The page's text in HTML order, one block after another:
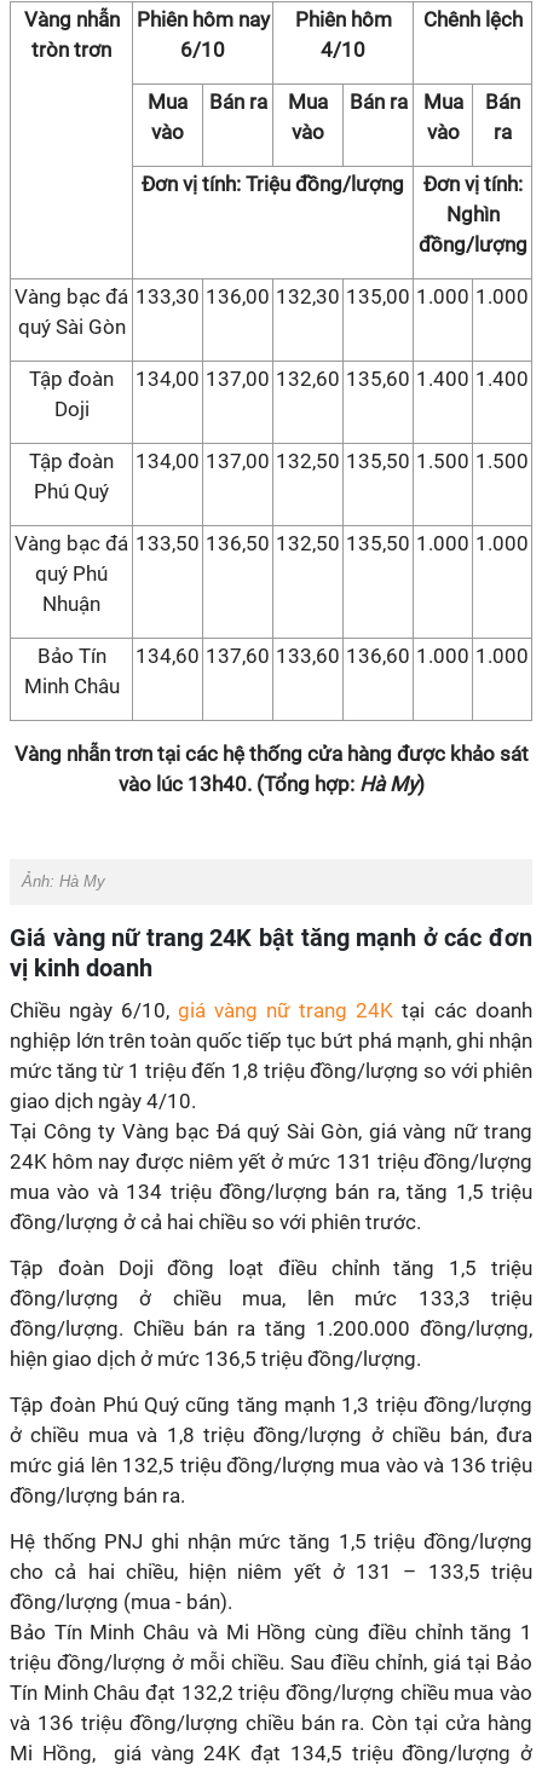
Vàng nhẫn
tròn trơn
Phiên hôm nay
6/10
Phiên hôm
4/10
Chênh lệch
Mua
vào
Bán ra
Mua
vào
Bán ra
Mua
vào
Bán
ra
Đơn vị tính: Triệu đồng/lượng
Đơn vị tính:
Nghìn
đồng/lượng
Vàng bạc đá
quý Sài Gòn
133,30 136,00 132,30 135,00 1.000 1.000
Tập đoàn
Doji
134,00 137,00 132,60 135,60 1.400 1.400
Tập đoàn
Phú Quý
134,00 137,00 132,50 135,50 1.500 1.500
Vàng bạc đá
quý Phú
Nhuận
133,50 136,50 132,50 135,50 1.000 1.000
Bảo Tín
Minh Châu
134,60 137,60 133,60 136,60 1.000 1.000
Vàng nhẫn trơn tại các hệ thống cửa hàng được khảo sát
vào lúc 13h40. (Tổng hợp: Hà My)
Ảnh: Hà My
Giá vàng nữ trang 24K bật tăng mạnh ở các đơn
vị kinh doanh
Chiều ngày 6/10, giá vàng nữ trang 24K tại các doanh
nghiệp lớn trên toàn quốc tiếp tục bứt phá mạnh, ghi nhận
mức tăng từ 1 triệu đến 1,8 triệu đồng/lượng so với phiên
giao dịch ngày 4/10.
Tại Công ty Vàng bạc Đá quý Sài Gòn, giá vàng nữ trang
24K hôm nay được niêm yết ở mức 131 triệu đồng/lượng
mua vào và 134 triệu đồng/lượng bán ra, tăng 1,5 triệu
đồng/lượng ở cả hai chiều so với phiên trước.
Tập đoàn Doji đồng loạt điều chỉnh tăng 1,5 triệu
đồng/lượng ở chiều mua, lên mức 133,3 triệu
đồng/lượng. Chiều bán ra tăng 1.200.000 đồng/lượng,
hiện giao dịch ở mức 136,5 triệu đồng/lượng.
Tập đoàn Phú Quý cũng tăng mạnh 1,3 triệu đồng/lượng
ở chiều mua và 1,8 triệu đồng/lượng ở chiều bán, đưa
mức giá lên 132,5 triệu đồng/lượng mua vào và 136 triệu
đồng/lượng bán ra.
Hệ thống PNJ ghi nhận mức tăng 1,5 triệu đồng/lượng
cho cả hai chiều, hiện niêm yết ở 131 – 133,5 triệu
đồng/lượng (mua - bán).
Bảo Tín Minh Châu và Mi Hồng cùng điều chỉnh tăng 1
triệu đồng/lượng ở mỗi chiều. Sau điều chỉnh, giá tại Bảo
Tín Minh Châu đạt 132,2 triệu đồng/lượng chiều mua vào
và 136 triệu đồng/lượng chiều bán ra. Còn tại cửa hàng
Mi Hồng, giá vàng 24K đạt 134,5 triệu đồng/lượng ở